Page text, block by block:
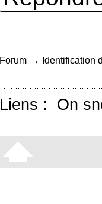
Forum → Identification
Liens : On